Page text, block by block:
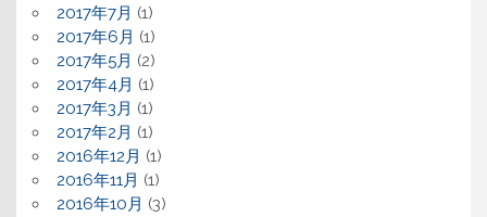
2017年7月 (1)
2017年6月 (1)
2017年5月 (2)
2017年4月 (1)
2017年3月 (1)
2017年2月 (1)
2016年12月 (1)
2016年11月 (1)
2016年10月 (3)